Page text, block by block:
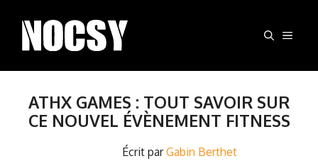
contenu
ATHX GAMES : TOUT SAVOIR SUR
CE NOUVEL ÉVÈNEMENT FITNESS
Écrit parGabin Berthet